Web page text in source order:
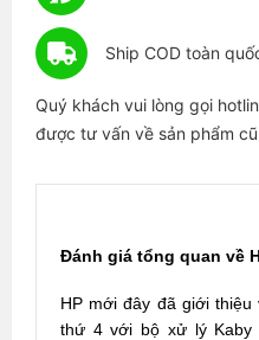
Ship COD toàn
Quý khách vui lòng gọi
được tư vấn về sản phẩm
Đánh giá tổng quan về
HP mới đây đã giới thiệu
thứ 4 với bộ xử lý Kaby